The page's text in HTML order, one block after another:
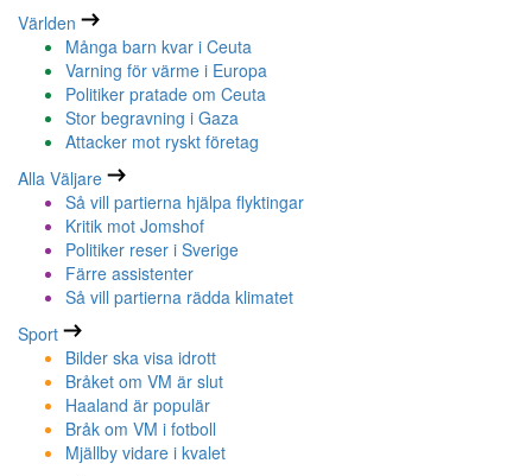
Världen
Många barn kvar i Ceuta
Varning för värme i Europa
Politiker pratade om Ceuta
Stor begravning i Gaza
Attacker mot ryskt företag
Alla Väljare
Så vill partierna hjälpa flyktingar
Kritik mot Jomshof
Politiker reser i Sverige
Färre assistenter
Så vill partierna rädda klimatet
Sport
Bilder ska visa idrott
Bråket om VM är slut
Haaland är populär
Bråk om VM i fotboll
Mjällby vidare i kvalet